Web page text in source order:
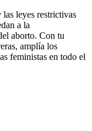
leyes restrictivas
a la
aborto. Con tu
amplía los
feministas en todo el